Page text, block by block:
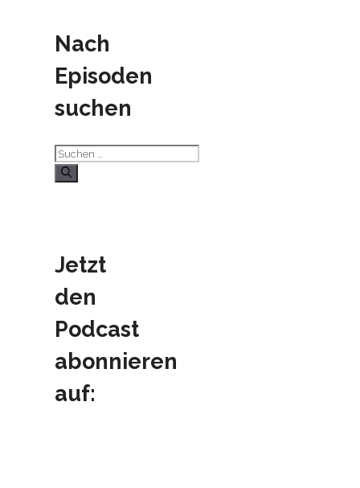
Nach
Episoden
suchen
Suchen
nach:
Jetzt
den
Podcast
abonnieren
auf: